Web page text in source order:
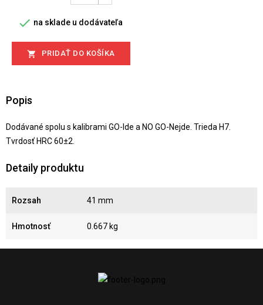
 na sklade u dodávateľa
 PRIDAŤ DO KOŠÍKA
Popis
Dodávané spolu s kalibrami GO-Ide a NO GO-Nejde. Trieda H7.
Tvrdosť HRC 60±2.
Detaily produktu
Rozsah 41 mm
Hmotnosť 0.667 kg